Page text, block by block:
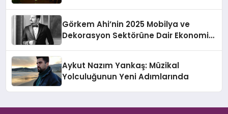
Görkem Ahi’nin 2025 Mobilya ve
Dekorasyon Sektörüne Dair Ekonomik
Aykut Nazım Yankaş: Müzikal
Yolculuğunun Yeni Adımlarında